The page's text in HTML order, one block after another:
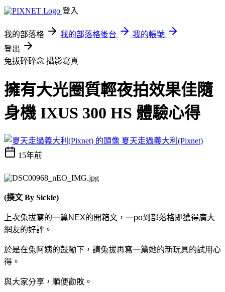
登入
我的部落格 我的部落格後台
我的帳號
登出
兔拔碎碎念 攝影寫真
擁有大光圈質輕夜拍效果佳隨
身機 IXUS 300 HS 體驗心得
夏天走過義大利(Pixnet)
15年前
(撰文 By Sickle)
上次兔拔寫的一篇NEX的開箱文，一po到部落格即獲得廣大
網友的好評。
於是在兔阿姨的鼓勵下，請兔拔再寫一篇她的新玩具的試用心
得。
與大家分享，順便勸敗。